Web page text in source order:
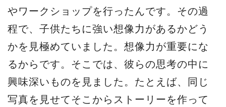
やワークショップを行ったんです。その過
程で、子供たちに強い想像力があるかどう
かを見極めていました。想像力が重要にな
るからです。そこでは、彼らの思考の中に
興味深いものを見ました。たとえば、同じ
写真を見せてそこからストーリーを作って